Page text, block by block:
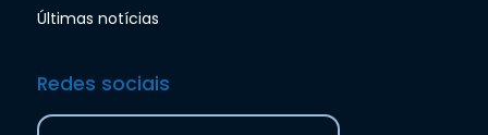
Últimas notícias
Redes sociais